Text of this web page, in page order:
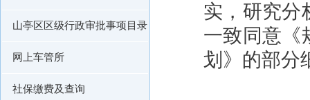
山亭区区级行政审批事项目录
网上车管所
社保缴费及查询
实，研究分
一致同意《
划》的部分